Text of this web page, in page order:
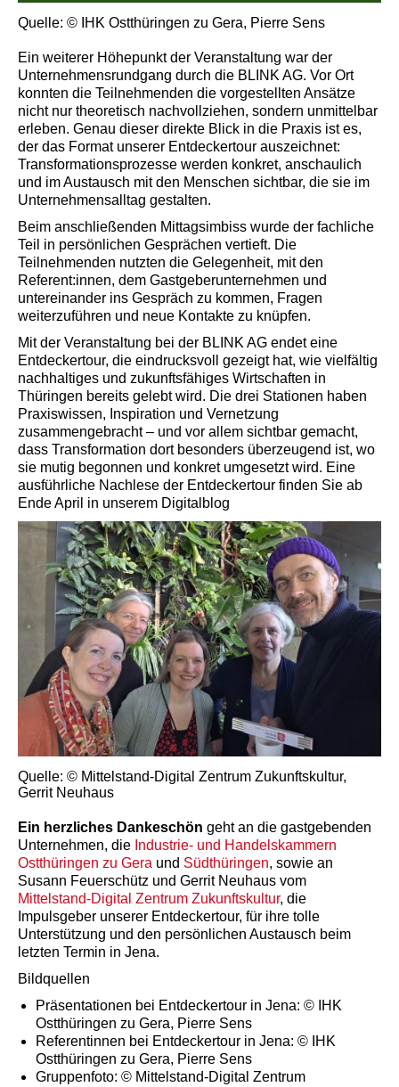
Quelle: © IHK Ostthüringen zu Gera, Pierre Sens
Ein weiterer Höhepunkt der Veranstaltung war der
Unternehmensrundgang durch die BLINK AG. Vor Ort
konnten die Teilnehmenden die vorgestellten Ansätze
nicht nur theoretisch nachvollziehen, sondern unmittelbar
erleben. Genau dieser direkte Blick in die Praxis ist es,
der das Format unserer Entdeckertour auszeichnet:
Transformationsprozesse werden konkret, anschaulich
und im Austausch mit den Menschen sichtbar, die sie im
Unternehmensalltag gestalten.
Beim anschließenden Mittagsimbiss wurde der fachliche
Teil in persönlichen Gesprächen vertieft. Die
Teilnehmenden nutzten die Gelegenheit, mit den
Referent:innen, dem Gastgeberunternehmen und
untereinander ins Gespräch zu kommen, Fragen
weiterzuführen und neue Kontakte zu knüpfen.
Mit der Veranstaltung bei der BLINK AG endet eine
Entdeckertour, die eindrucksvoll gezeigt hat, wie vielfältig
nachhaltiges und zukunftsfähiges Wirtschaften in
Thüringen bereits gelebt wird. Die drei Stationen haben
Praxiswissen, Inspiration und Vernetzung
zusammengebracht – und vor allem sichtbar gemacht,
dass Transformation dort besonders überzeugend ist, wo
sie mutig begonnen und konkret umgesetzt wird. Eine
ausführliche Nachlese der Entdeckertour finden Sie ab
Ende April in unserem Digitalblog
Quelle: © Mittelstand-Digital Zentrum Zukunftskultur,
Gerrit Neuhaus
Ein herzliches Dankeschön geht an die gastgebenden
Unternehmen, die Industrie- und Handelskammern
Ostthüringen zu Gera und Südthüringen, sowie an
Susann Feuerschütz und Gerrit Neuhaus vom
Mittelstand-Digital Zentrum Zukunftskultur, die
Impulsgeber unserer Entdeckertour, für ihre tolle
Unterstützung und den persönlichen Austausch beim
letzten Termin in Jena.
Bildquellen
Präsentationen bei Entdeckertour in Jena: © IHK
Ostthüringen zu Gera, Pierre Sens
Referentinnen bei Entdeckertour in Jena: © IHK
Ostthüringen zu Gera, Pierre Sens
Gruppenfoto: © Mittelstand-Digital Zentrum